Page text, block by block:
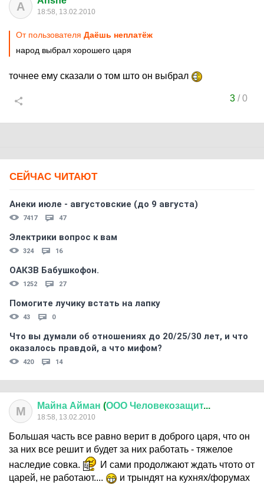
A 18:58, 13.02.2010
От пользователя Даёшь неплатёж
народ выбрал хорошего царя
точнее ему сказали о том што он выбрал
3/0
СЕЙЧАС ЧИТАЮТ
Анеки июле - августовские (до 9 августа)
7417 47
Электрики вопрос к вам
324 16
ОАКЗВ Бабушкофон.
1252 27
Помогите лучику встать на лапку
43 0
Что вы думали об отношениях до 20/25/30 лет, и что
оказалось правдой, а что мифом?
420 14
М Майна Айман (ООО Человекозащит...
18:58, 13.02.2010
Большая часть все равно верит в доброго царя, что он
за них все решит и будет за них работать - тяжелое
наследие совка.
И сами продолжают ждать чтото от
царей, не работают....
и трындят на кухнях/форумах